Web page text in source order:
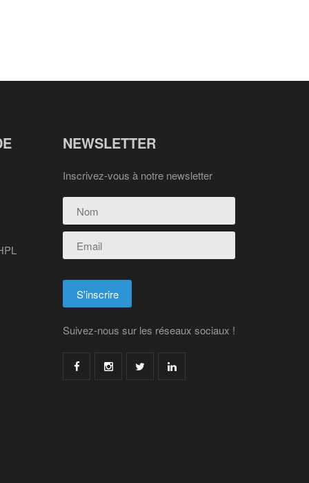
NEWSLETTER
Inscrivez-vous à notre newsletter
Suivez-nous sur les réseaux sociaux !